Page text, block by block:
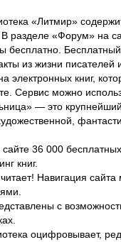
«Литмир»
разделе «Форум» на
бесплатно.
из жизни
электронных книг,
Сервис можно
— это крупнейший
36 000
книг.
Навигация
с
оцифровывает,